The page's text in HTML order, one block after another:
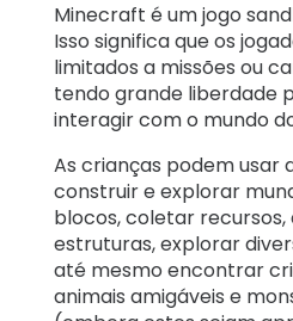
Minecraft é um jogo
Isso significa que os
limitados a missões ou
tendo grande liberdade
interagir com o mundo
As crianças podem usar
construir e explorar
blocos, coletar
estruturas, explorar
até mesmo encontrar
animais amigáveis ​​e